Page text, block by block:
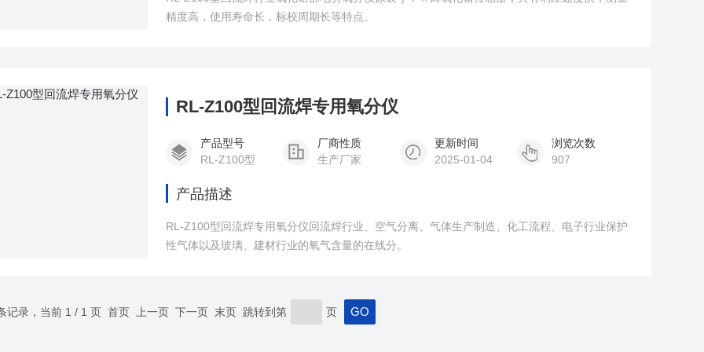
精度高，使用寿命长，标校周期长等特点。
RL-Z100型回流焊专用氧分仪
产品型号
RL-Z100型
厂商性质
生产厂家
更新时间
2025-01-04
浏览次数
907
产品描述
RL-Z100型回流焊专用氧分仪回流焊行业、空气分离、气体生产制造、化工流程、电子行业保护
性气体以及玻璃、建材行业的氧气含量的在线分。
记录，当前 1 / 1 页 首页 上一页 下一页 末页 跳转到第 页